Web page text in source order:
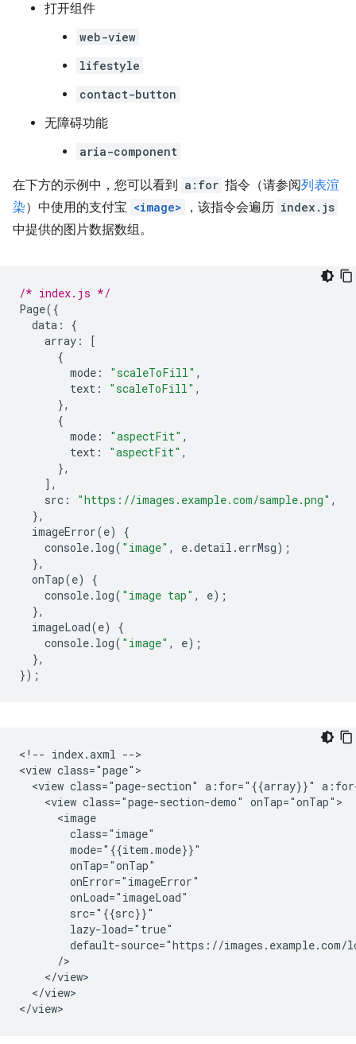
打开组件
web-view
lifestyle
contact-button
无障碍功能
aria-component
在下方的示例中，您可以看到 a:for 指令（请参阅列表渲
染）中使用的支付宝 <image> ，该指令会遍历 index.js
中提供的图片数据数组。
/* index.js */
Page({
data :
{
array :
[
{
mode : "scaleToFill" ,
text : "scaleToFill" ,
},
{
mode : "aspectFit" ,
text : "aspectFit" ,
},
],
src : "https://images.example.com/sample.png" ,
},
imageError(e)
{
console. log( "image" , e.detail . errMsg);
},
onTap(e)
{
console. log( "image tap" , e);
},
imageLoad(e)
{
console. log( "image" , e);
},
});
<!-- index.axml -->
<view class="page">
<view class="page-section" a:for="{{array}}"
    <view class="page-section-demo" onTap="onTap">
      <image
        class="image"
        mode="{{item.mode}}"
        onTap="onTap"
        onError="imageError"
        onLoad="imageLoad"
        src="{{src}}"
        lazy-load="true"
default-source="https://images.example.com/
      />
    </view>
  </view>